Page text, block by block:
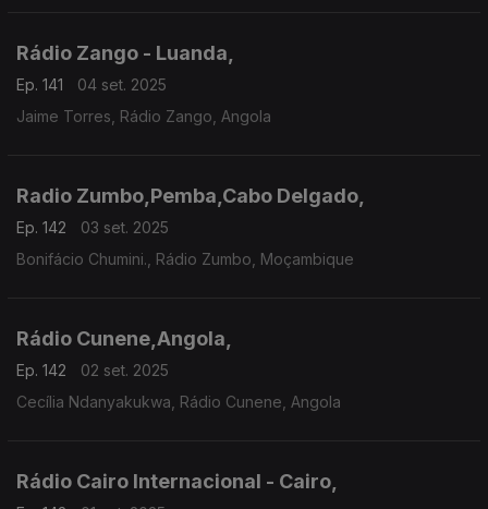
Rádio Zango - Luanda,
Ep. 141
04 set. 2025
Jaime Torres, Rádio Zango, Angola
Radio Zumbo,Pemba,Cabo Delgado,
Ep. 142
03 set. 2025
Bonifácio Chumini., Rádio Zumbo, Moçambique
Rádio Cunene,Angola,
Ep. 142
02 set. 2025
Cecília Ndanyakukwa, Rádio Cunene, Angola
Rádio Cairo Internacional - Cairo,